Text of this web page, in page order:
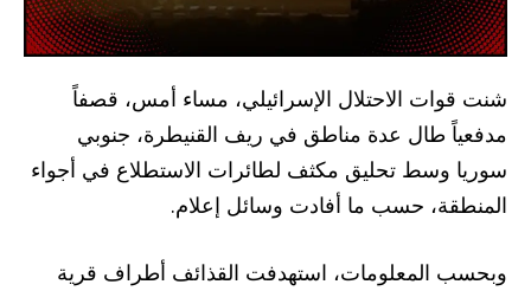
شنت قوات الاحتلال الإسرائيلي، مساء أمس، قصفاً
مدفعياً طال عدة مناطق في ريف القنيطرة، جنوبي
سوريا وسط تحليق مكثف لطائرات الاستطلاع في أجواء
المنطقة، حسب ما أفادت وسائل إعلام.
وبحسب المعلومات، استهدفت القذائف أطراف قرية